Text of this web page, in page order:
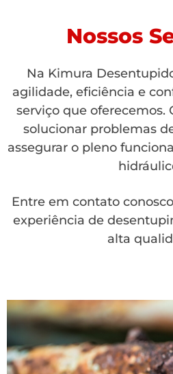
Nossos
Na Kimura
agilidade, eficiência e
serviço que oferecemos.
solucionar problemas
assegurar o pleno
Entre em contato
experiência de
alta